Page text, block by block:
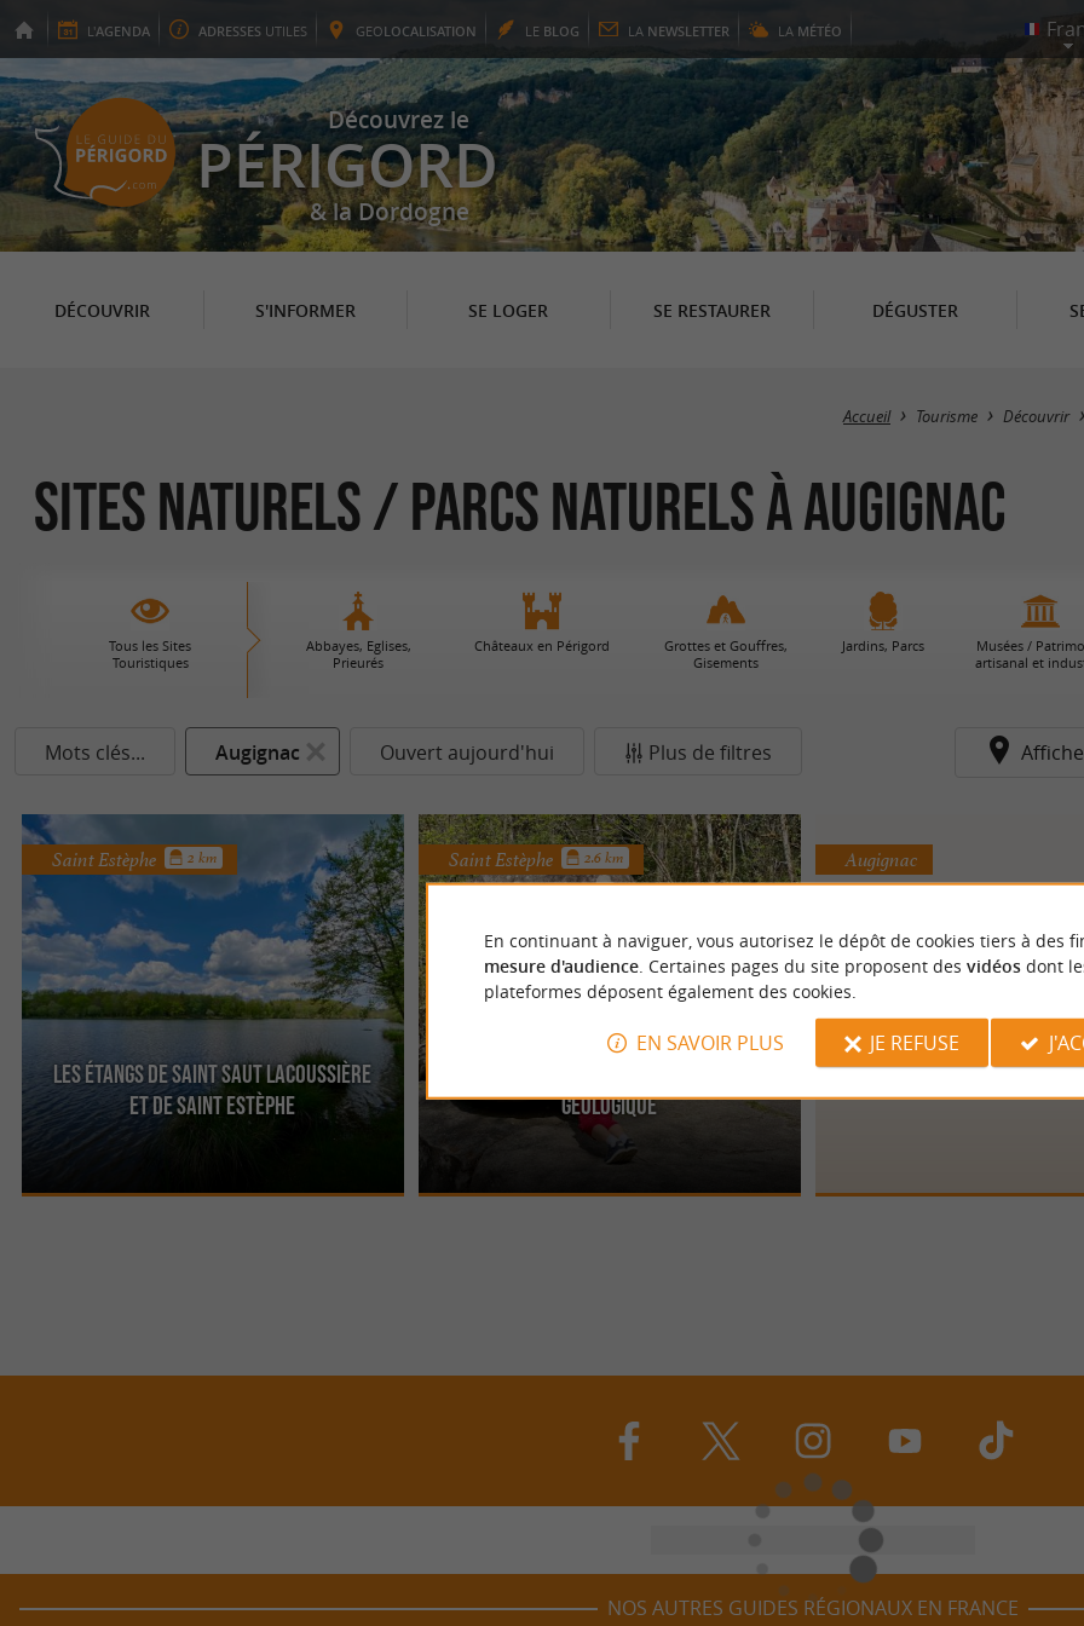
L'AGENDA ADRESSES UTILES GEOLOCALISATION LE BLOG LA NEWSLETTER LA MÉTÉO
Découvrez le
PÉRIGORD
& la Dordogne
DÉCOUVRIR S'INFORMER SE LOGER SE RESTAURER DÉGUSTER
Accueil Tourisme Découvrir
Sites Naturels / Parcs Naturels à Augignac
Tous les Sites
Touristiques
Abbayes, Eglises,
Prieurés
Châteaux en Périgord
Grottes et Gouffres,
Gisements
Jardins, Parcs
Musées /
artisanal et
Mots clés... Augignac Ouvert aujourd'hui Plus de filtres
Les étangs de Saint Saut Lacoussière
et de Saint Estèphe
Saint Estèphe 2 km
Dans les environs de Nontron, les deux étangs
sont considérés comme les plus beaux du Parc
Naturel Régional ...
Géologique
Saint Estèphe 2.6 km
Sur la commune de Saint-Estèphe, en plein cœur
du Parc Naturel Régional Périgord-Limousin, le
Augignac
Dans le Parc Naturel Régional
NOS AUTRES GUIDES RÉGIONAUX EN FRANCE
En continuant à naviguer, vous autorisez le dépôt de cookies tiers à des
mesure d'audience. Certaines pages du site proposent des vidéosdont
plateformes déposent également des cookies.
EN SAVOIR PLUS JE REFUSE